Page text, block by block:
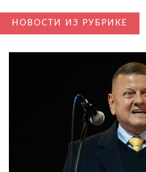
НОВОСТИ ИЗ РУБРИКЕ